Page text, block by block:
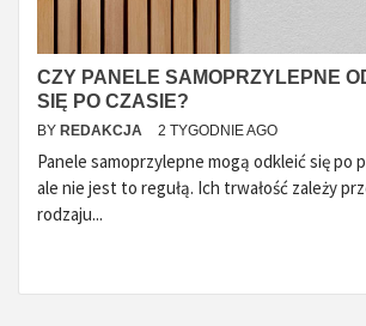
CZY PANELE SAMOPRZYLEPNE
SIĘ PO CZASIE?
BY REDAKCJA 2 TYGODNIE AGO
Panele samoprzylepne mogą odkleić się po
ale nie jest to regułą. Ich trwałość zależy
rodzaju...